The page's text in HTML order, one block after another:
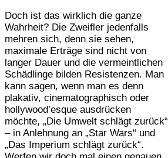
Doch ist das wirklich die ganze
Wahrheit? Die Zweifler jedenfalls
mehren sich, denn sie sehen,
maximale Erträge sind nicht von
langer Dauer und die vermeintlichen
Schädlinge bilden Resistenzen. Man
kann sagen, wenn man es denn
plakativ, cinematographisch oder
hollywood’esque ausdrücken
möchte, „Die Umwelt schlägt zurück“
– in Anlehnung an „Star Wars“ und
„Das Imperium schlägt zurück“.